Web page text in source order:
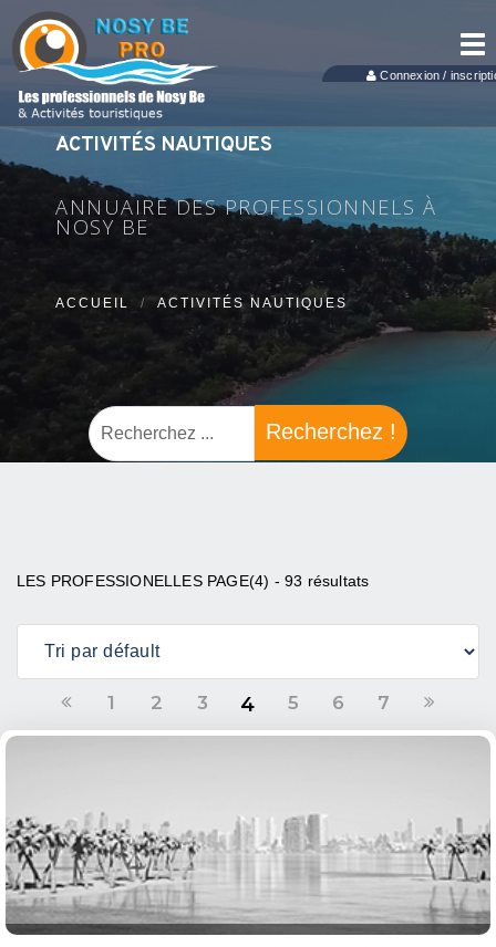
Connexion /
ACTIVITÉS NAUTIQUES
ANNUAIRE DES PROFESSIONNELS À
NOSY BE
ACCUEIL ACTIVITÉS NAUTIQUES
Recherchez !
LES PROFESSIONELLES PAGE(4) - 93 résultats
1 2 3 4 5 6 7